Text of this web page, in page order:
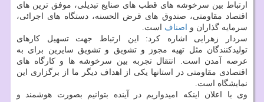
ارتباط بین سرخوشه های قطب های صنایع تبدیلی، موفق ترین های
اقتصاد مقاومتی، صندوق های قرض الحسنه، دستگاه های اجرائی،
سرمایه گذاران و
اصناف است.
سردار زهرایی اشاره کرد: این ارتباط جهت تسهیل کارهای
تولیدکنندگان مثل تهیه مجوز و تشویق و تشویق سایرین برای به
عرصه آمدن است. انتقال تجربه بین سرخوشه ها و کارگاه های
اقتصادی مقاومتی در استانها یکی از اهداف دیگر ما از برگزاری این
نمایشگاه است.
وی با اعلان اینکه امیدواریم در آینده بتوانیم بصورت هوشمند و